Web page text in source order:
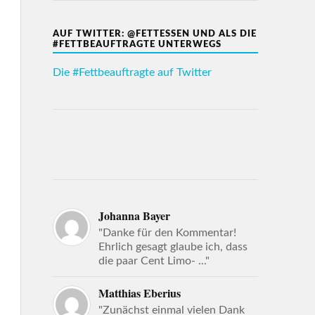
AUF TWITTER: @FETTESSEN UND ALS DIE
#FETTBEAUFTRAGTE UNTERWEGS
Die #Fettbeauftragte auf Twitter
Johanna Bayer
"Danke für den Kommentar!
Ehrlich gesagt glaube ich, dass
die paar Cent Limo- ..."
Matthias Eberius
"Zunächst einmal vielen Dank